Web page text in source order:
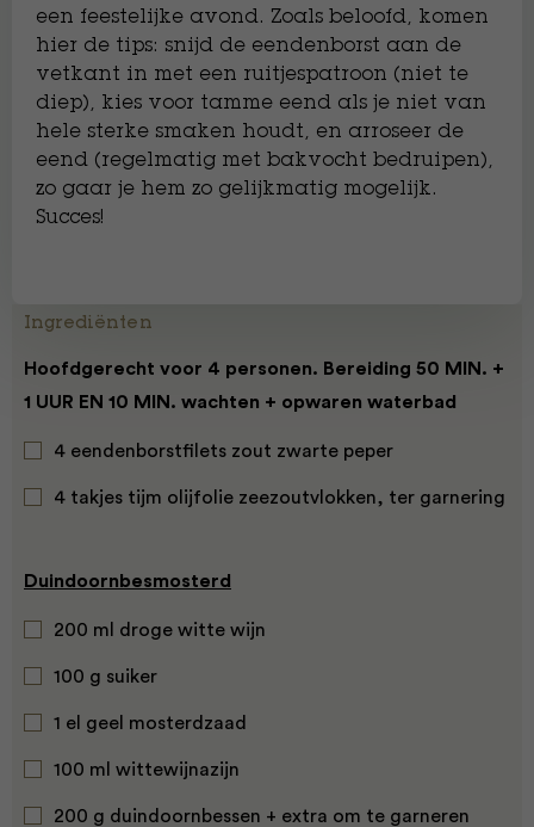
een feestelijke avond. Zoals beloofd, komen
hier de tips: snijd de eendenborst aan de
vetkant in met een ruitjespatroon (niet te
diep), kies voor tamme eend als je niet van
hele sterke smaken houdt, en arroseer de
eend (regelmatig met bakvocht bedruipen),
zo gaar je hem zo gelijkmatig mogelijk.
Succes!
Ingrediënten
Hoofdgerecht voor 4 personen. Bereiding 50 MIN. +
1 UUR EN 10 MIN. wachten + opwaren waterbad
4 eendenborstfilets zout zwarte peper
4 takjes tijm olijfolie zeezoutvlokken, ter garnering
Duindoornbesmosterd
200 ml droge witte wijn
100 g suiker
1 el geel mosterdzaad
100 ml wittewijnazijn
200 g duindoornbessen + extra om te garneren